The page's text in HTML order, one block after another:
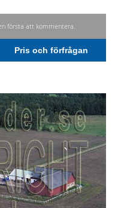
första att kommentera.
Pris och förfrågan